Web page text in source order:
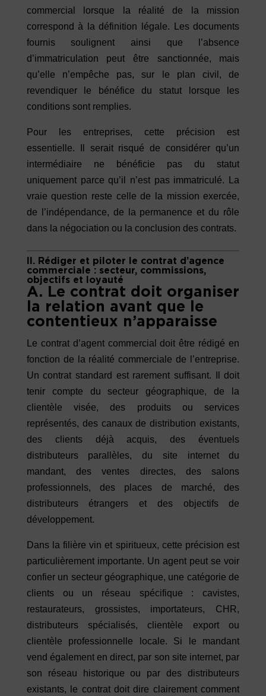
commercial lorsque la réalité de la mission
correspond à la définition légale. Les documents
fournis soulignent ainsi que l’absence
d’immatriculation peut être sanctionnée, mais
qu’elle n’empêche pas, sur le plan civil, de
revendiquer le bénéfice du statut lorsque les
conditions sont remplies.
Pour les entreprises, cette précision est
essentielle. Il serait risqué de considérer qu’un
intermédiaire ne bénéficie pas du statut
uniquement parce qu’il n’est pas immatriculé. La
vraie question reste celle de la mission exercée,
de l’indépendance, de la permanence et du rôle
dans la négociation ou la conclusion des contrats.
II. Rédiger et piloter le contrat d’agence
commerciale : secteur, commissions,
objectifs et loyauté
A. Le contrat doit organiser
la relation avant que le
contentieux n’apparaisse
Le contrat d’agent commercial doit être rédigé en
fonction de la réalité commerciale de l’entreprise.
Un contrat standard est rarement suffisant. Il doit
tenir compte du secteur géographique, de la
clientèle visée, des produits ou services
représentés, des canaux de distribution existants,
des clients déjà acquis, des éventuels
distributeurs parallèles, du site internet du
mandant, des ventes directes, des salons
professionnels, des places de marché, des
distributeurs étrangers et des objectifs de
développement.
Dans la filière vin et spiritueux, cette précision est
particulièrement importante. Un agent peut se voir
confier un secteur géographique, une catégorie de
clients ou un réseau spécifique : cavistes,
restaurateurs, grossistes, importateurs, CHR,
distributeurs spécialisés, clientèle export ou
clientèle professionnelle locale. Si le mandant
vend également en direct, par son site internet, par
son réseau historique ou par des distributeurs
existants, le contrat doit dire clairement comment